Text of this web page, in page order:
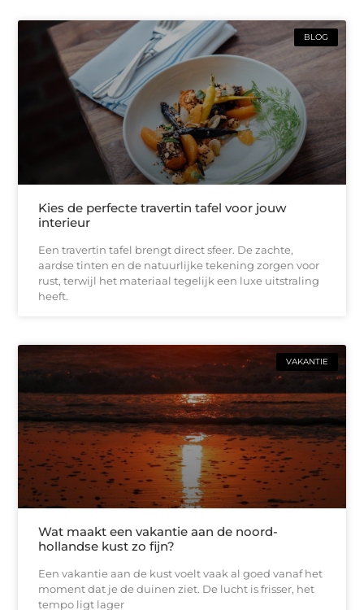
BLOG
Kies de perfecte travertin tafel voor jouw
interieur
Een travertin tafel brengt direct sfeer. De zachte,
aardse tinten en de natuurlijke tekening zorgen voor
rust, terwijl het materiaal tegelijk een luxe uitstraling
heeft.
VAKANTIE
Wat maakt een vakantie aan de noord-
hollandse kust zo fijn?
Een vakantie aan de kust voelt vaak al goed vanaf het
moment dat je de duinen ziet. De lucht is frisser, het
tempo ligt lager